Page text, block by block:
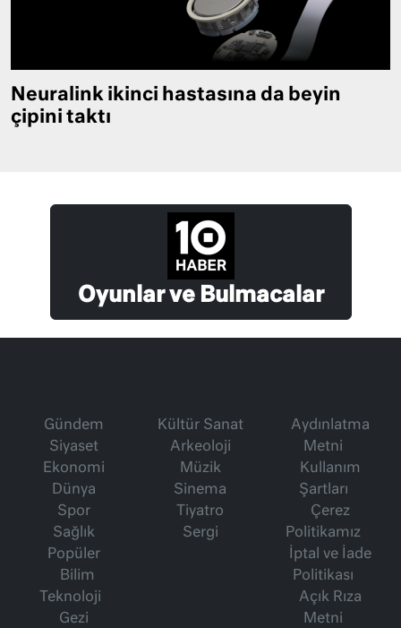
Neuralink ikinci hastasına da beyin
çipini taktı
Oyunlar ve Bulmacalar
Gündem
Siyaset
Ekonomi
Dünya
Spor
Sağlık
Popüler
Bilim
Teknoloji
Gezi
Kültür Sanat
Arkeoloji
Müzik
Sinema
Tiyatro
Sergi
Aydınlatma
Metni
Kullanım
Şartları
Çerez
Politikamız
İptal ve İade
Politikası
Açık Rıza
Metni